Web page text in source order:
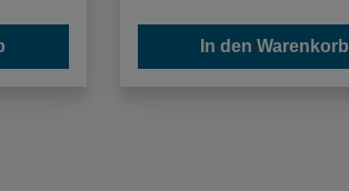
In den Warenkorb